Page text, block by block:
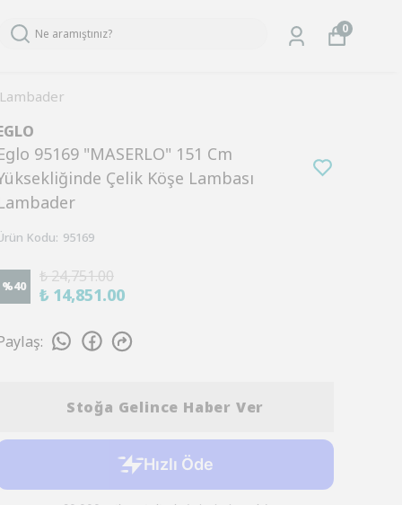
0
95169 "MASERLO" 151 Cm
Çelik Köşe Lambası
Kodu: 95169
%40
₺ 24,751.00
₺ 14,851.00
:
Stoğa Gelince Haber Ver